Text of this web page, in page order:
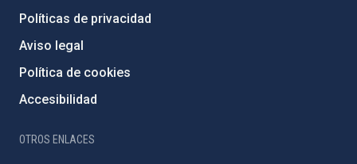
Políticas de privacidad
Aviso legal
Política de cookies
Accesibilidad
OTROS ENLACES